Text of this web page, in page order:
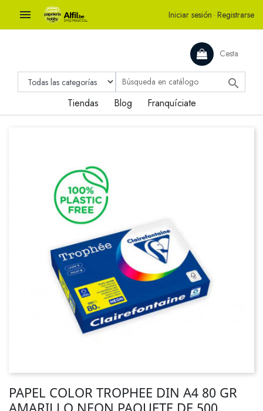
 Iniciar sesión · Registrarse
Cesta

Tiendas Blog Franquíciate
PAPEL COLOR TROPHEE DIN A4 80 GR
AMARILLO NEON PAQUETE DE 500